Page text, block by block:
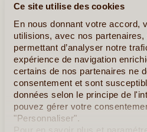
Ce site utilise des cookies
En nous donnant votre accord,
utilisions, avec nos
permettant d’analyser notre
expérience de navigation
certains de nos partenaires ne
consentement et sont
données selon le principe de
pouvez gérer votre
"Personnaliser".
Pour en savoir plus et
Tous les Articles
Quelques Idées de
Buggy